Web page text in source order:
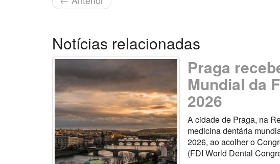
Notícias relacionadas
Praga
Mundial da
2026
A cidade de Praga, na
medicina dentária
2026, ao acolher o
(FDI World Dental